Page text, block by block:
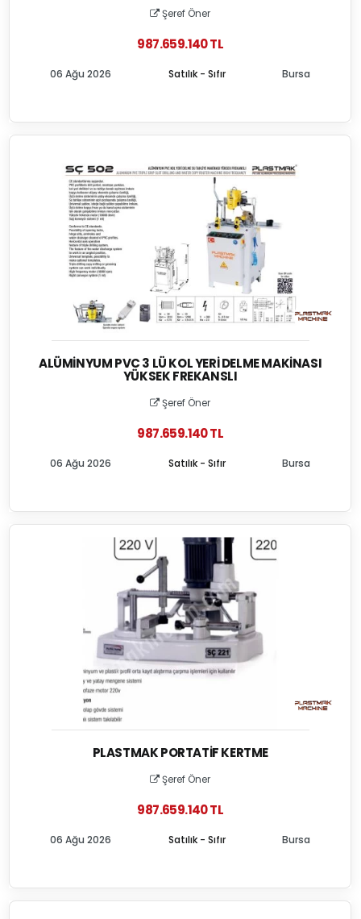
Şeref Öner
987.659.140 TL
Satılık - Sıfır
06 Ağu 2026 Bursa
ALÜMINYUM PVC 3 LÜ KOL YERI DELME MAKINASI
YÜKSEK FREKANSLI
Şeref Öner
987.659.140 TL
Satılık - Sıfır
06 Ağu 2026 Bursa
PLASTMAK PORTATIF KERTME
Şeref Öner
987.659.140 TL
Satılık - Sıfır
06 Ağu 2026 Bursa